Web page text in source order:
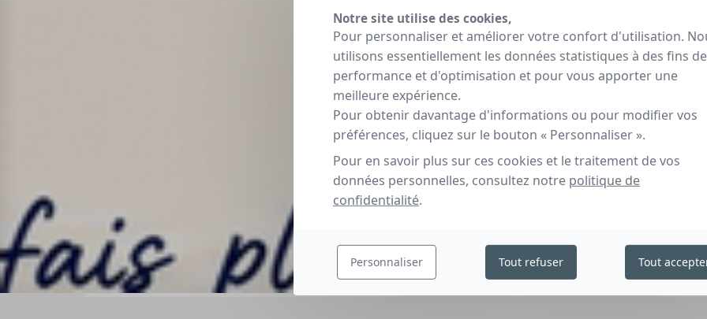
Notre site utilise des cookies,
Pour personnaliser et améliorer votre confort d'utilisation.
utilisons essentiellement les données statistiques à des fins de
performance et d'optimisation et pour vous apporter une
meilleure expérience.
Pour obtenir davantage d'informations ou pour modifier vos
préférences, cliquez sur le bouton « Personnaliser ».
Pour en savoir plus sur ces cookies et le traitement de vos
données personnelles, consultez notre politique de
confidentialité.
Personnaliser Tout refuser Tout